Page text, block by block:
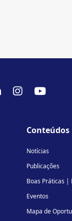
fab fab fab
Conteúdos
Notícias
Publicações
Boas Práticas |
Eventos
Mapa de